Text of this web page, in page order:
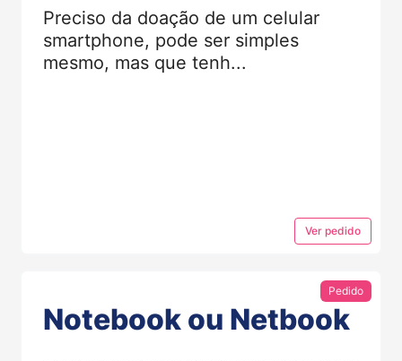
Preciso da doação de um celular
smartphone, pode ser simples
mesmo, mas que tenh...
Ver pedido
Pedido
Notebook ou Netbook